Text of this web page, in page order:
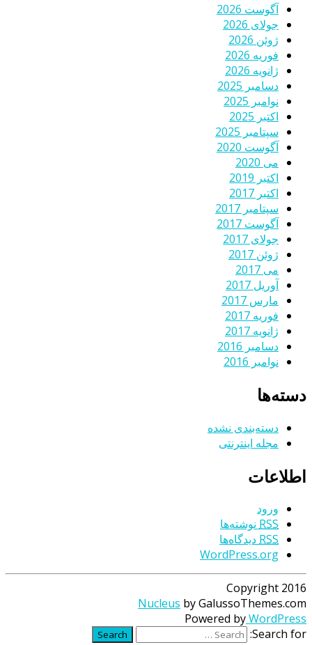
آگوست 2026
جولای 2026
ژوئن 2026
فوریه 2026
ژانویه 2026
دسامبر 2025
نوامبر 2025
اکتبر 2025
سپتامبر 2025
آگوست 2020
می 2020
اکتبر 2019
اکتبر 2017
سپتامبر 2017
آگوست 2017
جولای 2017
ژوئن 2017
می 2017
آوریل 2017
مارس 2017
فوریه 2017
ژانویه 2017
دسامبر 2016
نوامبر 2016
دسته‌ها
دسته‌بندی نشده
مجله اینترنتی
اطلاعات
ورود
RSS نوشته‌ها
RSSدیدگاه‌ها
WordPress.org
Copyright 2016
Nucleus by GalussoThemes.com
Powered byWordPress
Search for:
Search